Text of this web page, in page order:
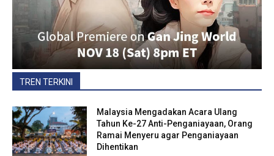
TREN TERKINI
Malaysia Mengadakan Acara Ulang
Tahun Ke-27 Anti-Penganiayaan, Orang
Ramai Menyeru agar Penganiayaan
Dihentikan